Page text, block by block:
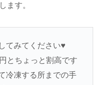
ます。
てみてください♥
とちょっと割高です
冷凍する所までの手